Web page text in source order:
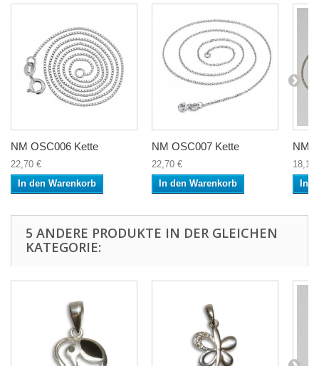
NM OSC006 Kette
22,70 €
In den Warenkorb
NM OSC007 Kette
22,70 €
In den Warenkorb
NM
18,10
In
5 ANDERE PRODUKTE IN DER GLEICHEN
KATEGORIE: